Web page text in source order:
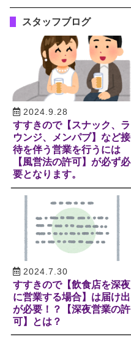
スタッフブログ
2024.9.28
すすきので【スナック、ラ
ウンジ、メンパブ】など接
待を伴う営業を行うには
【風営法の許可】が必ず必
要となります。
2024.7.30
すすきので【飲食店を深夜
に営業する場合】は届け出
が必要！？【深夜営業の許
可】とは？